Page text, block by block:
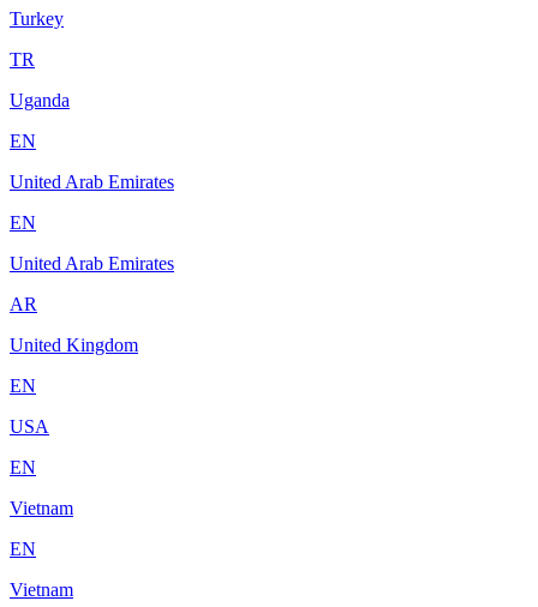
Turkey
TR
Uganda
EN
United Arab Emirates
EN
United Arab Emirates
AR
United Kingdom
EN
USA
EN
Vietnam
EN
Vietnam